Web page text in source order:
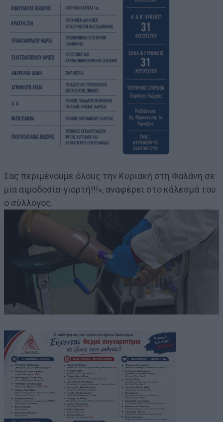
Σας περιμένουμε όλους την Κυριακή στη Φαλάνη σε
μία αιμοδοσία-γιορτή!!!», αναφέρει στο κάλεσμά του
ο σύλλογος.